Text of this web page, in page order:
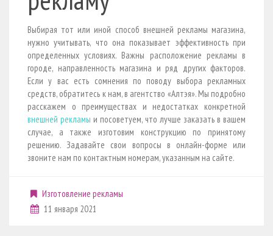
Выбирая тот или иной способ внешней рекламы магазина,
нужно учитывать, что она показывает эффективность при
определенных условиях. Важны расположение рекламы в
городе, направленность магазина и ряд других факторов.
Если у вас есть сомнения по поводу выбора рекламных
средств, обратитесь к нам, в агентство «Алтэя». Мы подробно
расскажем о преимуществах и недостатках конкретной
внешней рекламы и посоветуем, что лучше заказать в вашем
случае, а также изготовим конструкцию по принятому
решению. Задавайте свои вопросы в онлайн-форме или
звоните нам по контактным номерам, указанным на сайте.
Изготовление рекламы
11 января 2021